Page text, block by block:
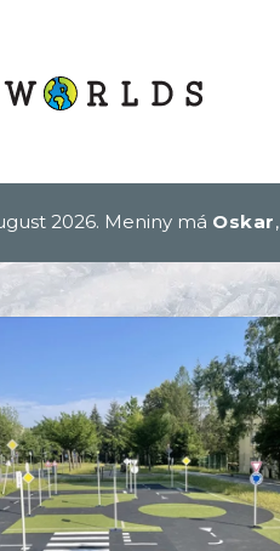
2026. Meniny má Oskar